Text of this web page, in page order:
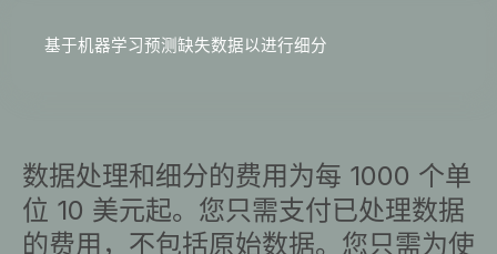
基于机器学习预测缺失数据以进行细分
数据处理和细分的费用为每 1000 个单
位 10 美元起。您只需支付已处理数据
的费用，不包括原始数据。您只需为使